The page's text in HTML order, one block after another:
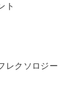
ト
レクソロジー